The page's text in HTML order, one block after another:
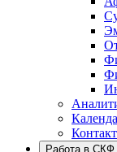
Работа в СКФ